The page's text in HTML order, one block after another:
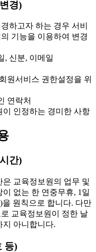
경)
하고자 하는 경우 서비
기능을 이용하여 변경
, 신분, 이메일
원서비스 권한설정을 위
연락처
인정하는 경미한 사항
간)
교육정보원의 업무 및
없는 한 연중무휴, 1일
을 원칙으로 합니다. 다만
교육정보원이 정한 날
지 아니합니다.
등)